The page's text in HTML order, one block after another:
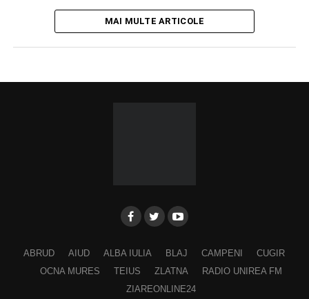
MAI MULTE ARTICOLE
ABRUD AIUD ALBA IULIA BLAJ CAMPENI
CUGIR
OCNA MURES
TEIUS ZLATNA
RADIO UNIREA FM
ZIAREONLINE24